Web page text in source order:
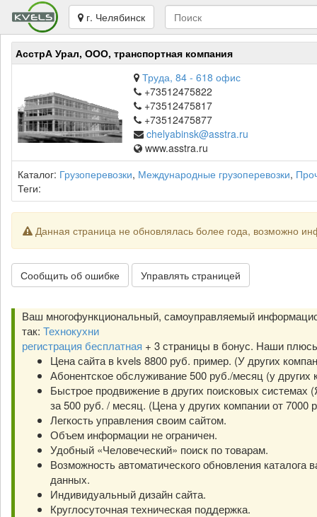
г. Челябинск
АсстрА Урал, ООО, транспортная компания
Труда, 84 - 618 офис
+73512475822
+73512475817
+73512475877
chelyabinsk@asstra.ru
www.asstra.ru
Каталог: Грузоперевозки, Международные грузоперевозки,
Теги:
Данная страница не обновлялась более года, возможно
Сообщить об ошибке Управлять страницей
Ваш многофункциональный, самоуправляемый
так: Технокухни
регистрация бесплатная + 3 страницы в бонус. Наши
Цена сайта в kvels 8800 руб. пример. (У других
Абонентское обслуживание 500 руб./месяц (у других
Быстрое продвижение в других поисковых системах
за 500 руб. / месяц. (Цена у других компании от 7000
Легкость управления своим сайтом.
Объем информации не ограничен.
Удобный «Человеческий» поиск по товарам.
Возможность автоматического обновления каталога
данных.
Индивидуальный дизайн сайта.
Круглосуточная техническая поддержка.